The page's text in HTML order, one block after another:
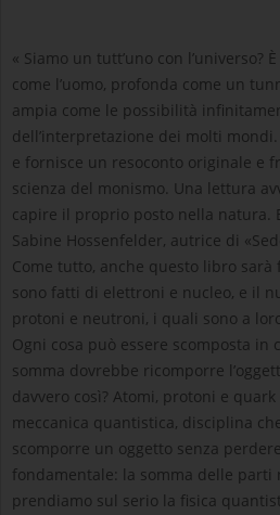
« Siamo un tutt’uno con l’universo?
come l’uomo, profonda come un
ampia come le possibilità
dell’interpretazione dei molti
e fornisce un resoconto originale e
scienza del monismo. Una lettura
capire il proprio posto nella natura.
Sabine Hossenfelder, autrice di
Come tutto, anche questo libro
sono fatti di elettroni e nucleo, e il
protoni e neutroni, i quali sono a
Ogni cosa può essere scomposta in
somma dovrebbe ricomporre
davvero così? Atomi, protoni e
meccanica quantistica, disciplina
scomporre un oggetto senza
fondamentale: la somma delle parti
prendiamo sul serio la fisica